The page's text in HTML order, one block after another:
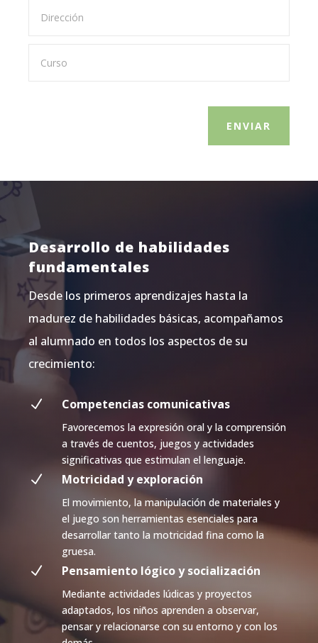
ENVIAR
Desarrollo de habilidades
fundamentales
Desde los primeros aprendizajes hasta la
madurez de habilidades básicas, acompañamos
al alumnado en todos los aspectos de su
crecimiento:
N Competencias comunicativas
Favorecemos la expresión oral y la comprensión
a través de cuentos, juegos y actividades
significativas que estimulan el lenguaje.
N Motricidad y exploración
El movimiento, la manipulación de materiales y
el juego son herramientas esenciales para
desarrollar tanto la motricidad fina como la
gruesa.
N Pensamiento lógico y socialización
Mediante actividades lúdicas y proyectos
adaptados, los niños aprenden a observar,
pensar y relacionarse con su entorno y con los